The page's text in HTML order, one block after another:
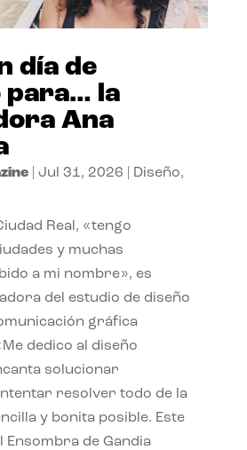
día de
para… la
Ana
| Jul 31, 2026 Diseño,
Real, «tengo
y muchas
a mi nombre», es
del estudio de diseño
gráfica
dedico al diseño
solucionar
resolver todo de la
y bonita posible. Este
Ensombra de Gandia